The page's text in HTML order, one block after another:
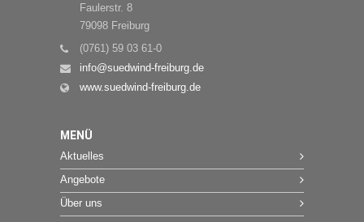
Faulerstr. 8
79098 Freiburg
(0761) 59 03 61-0
info@suedwind-freiburg.de
www.suedwind-freiburg.de
MENÜ
Aktuelles
Angebote
Über uns